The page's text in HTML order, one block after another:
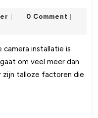
Amber0 Comment
om veel meer dan
zijn talloze factoren die